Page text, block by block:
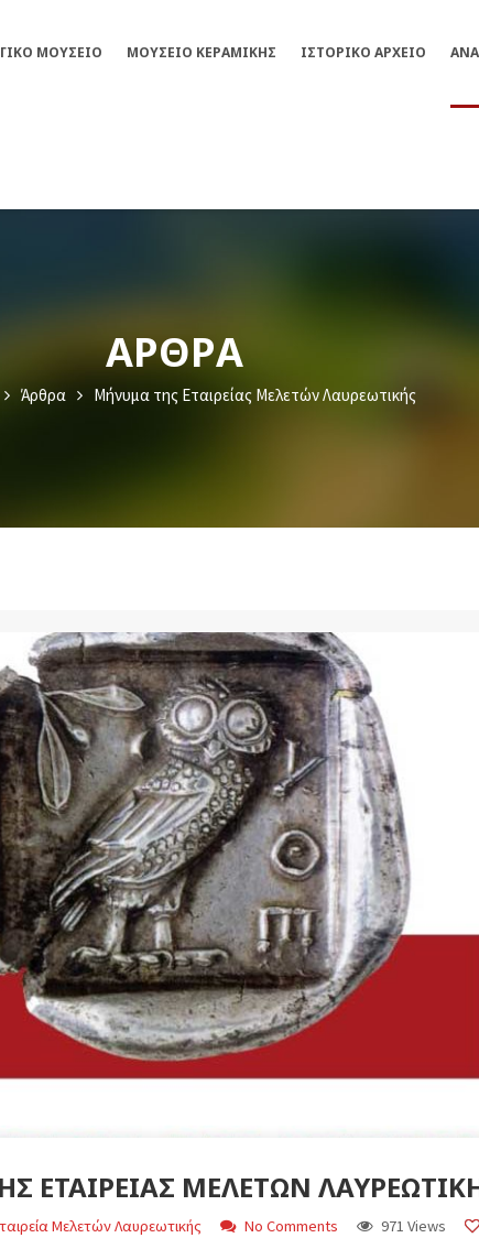
ΜΟΥΣΕΊΟ ΜΟΥΣΕΊΟ ΚΕΡΑΜΙΚΉΣ ΙΣΤΟΡΙΚΌ ΑΡΧΕΊΟ
ΆΡΘΡΑ
Άρθρα Μήνυμα της Εταιρείας Μελετών Λαυρεωτικής
ΕΤΑΙΡΕΊΑΣ ΜΕΛΕΤΏΝ
Μελετών Λαυρεωτικής No Comments 971 Views